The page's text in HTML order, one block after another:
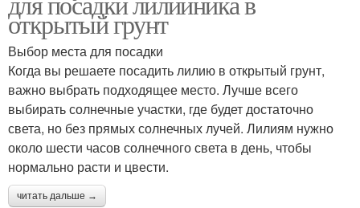
открытый грунт
Выбор места для посадки
Когда вы решаете посадить лилию в открытый грунт,
важно выбрать подходящее место. Лучше всего
выбирать солнечные участки, где будет достаточно
света, но без прямых солнечных лучей. Лилиям нужно
около шести часов солнечного света в день, чтобы
нормально расти и цвести.
читать дальше →